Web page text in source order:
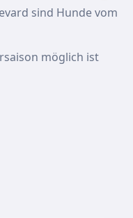
sind Hunde vom
möglich ist